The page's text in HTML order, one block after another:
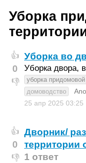
Уборка
👍
0
👎
Уборка во
Уборка двора,
уборка придомовой
домоводство
25 апр 2025 03:25
👍
0
👎
Дворник/
территории
1 ответ